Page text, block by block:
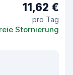
11,62 €
pro Tag
Stornierung